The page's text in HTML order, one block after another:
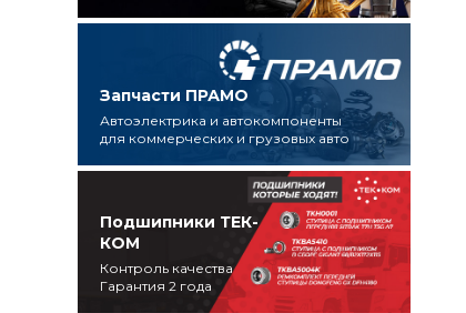
Запчасти ПРАМО
Автоэлектрика и автокомпоненты
для коммерческих и грузовых авто
Подшипники ТЕК-
КОМ
Контроль качества
Гарантия 2 года